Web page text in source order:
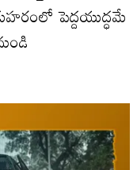
పెద్దయుద్ధమే